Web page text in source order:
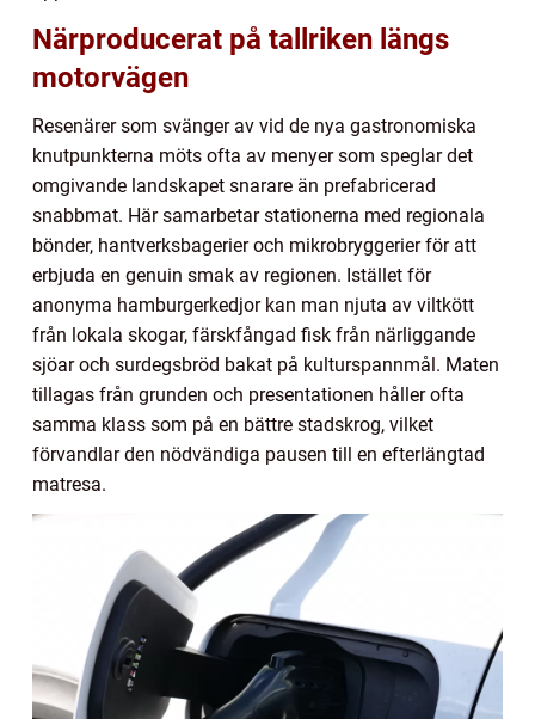
Närproducerat på tallriken längs
motorvägen
Resenärer som svänger av vid de nya gastronomiska
knutpunkterna möts ofta av menyer som speglar det
omgivande landskapet snarare än prefabricerad
snabbmat. Här samarbetar stationerna med regionala
bönder, hantverksbagerier och mikrobryggerier för att
erbjuda en genuin smak av regionen. Istället för
anonyma hamburgerkedjor kan man njuta av viltkött
från lokala skogar, färskfångad fisk från närliggande
sjöar och surdegsbröd bakat på kulturspannmål. Maten
tillagas från grunden och presentationen håller ofta
samma klass som på en bättre stadskrog, vilket
förvandlar den nödvändiga pausen till en efterlängtad
matresa.